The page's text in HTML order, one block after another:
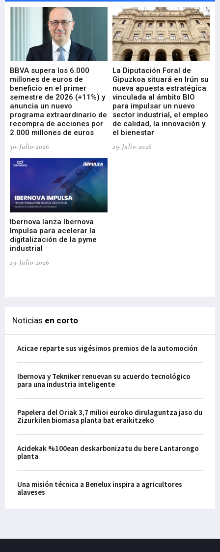
BBVA supera los 6.000
millones de euros de
beneficio en el primer
semestre de 2026 (+11%) y
anuncia un nuevo
programa extraordinario de
recompra de acciones por
2.000 millones de euros
30-Julio-2026
La Diputación Foral de
Gipuzkoa situará en Irún su
nueva apuesta estratégica
vinculada al ámbito BIO
para impulsar un nuevo
sector industrial, el empleo
de calidad, la innovación y
el bienestar
29-Julio-2026
Ibernova lanza Ibernova
Impulsa para acelerar la
digitalización de la pyme
industrial
29-Julio-2026
Noticias en corto
Acicae reparte sus vigésimos premios de la automoción
Ibernova y Tekniker renuevan su acuerdo tecnológico
para una industria inteligente
Papelera del Oriak 3,7 milioi euroko dirulaguntza jaso du
Zizurkilen biomasa planta bat eraikitzeko
Acidekak %100ean deskarbonizatu du bere Lantarongo
planta
Una misión técnica a Benelux inspira a agricultores
alaveses